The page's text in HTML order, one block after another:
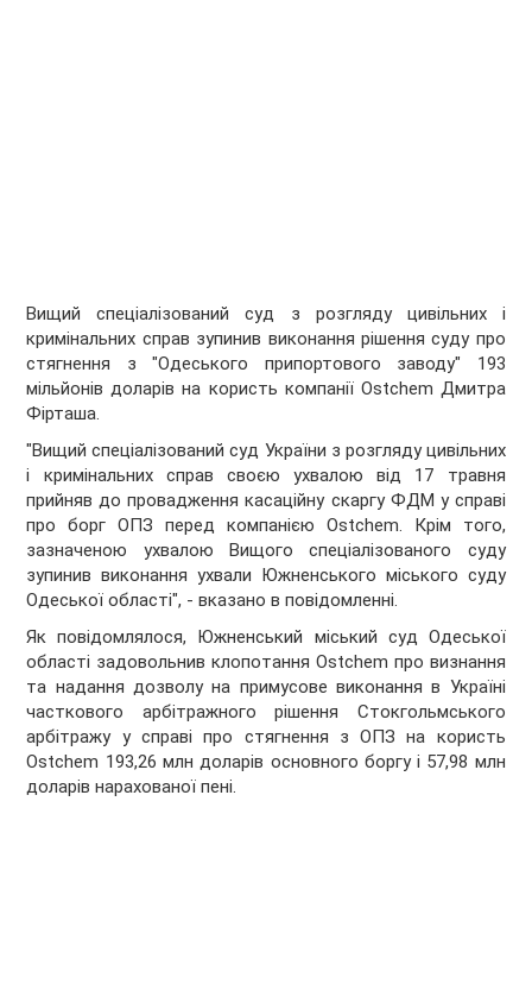
Вищий спеціалізований суд з розгляду цивільних і
кримінальних справ зупинив виконання рішення суду про
стягнення з "Одеського припортового заводу" 193
мільйонів доларів на користь компанії Ostchem Дмитра
Фірташа.
"Вищий спеціалізований суд України з розгляду цивільних
і кримінальних справ своєю ухвалою від 17 травня
прийняв до провадження касаційну скаргу ФДМ у справі
про борг ОПЗ перед компанією Ostchem. Крім того,
зазначеною ухвалою Вищого спеціалізованого суду
зупинив виконання ухвали Южненського міського суду
Одеської області", - вказано в повідомленні.
Як повідомлялося, Южненський міський суд Одеської
області задовольнив клопотання Ostchem про визнання
та надання дозволу на примусове виконання в Україні
часткового арбітражного рішення Стокгольмського
арбітражу у справі про стягнення з ОПЗ на користь
Ostchem 193,26 млн доларів основного боргу і 57,98 млн
доларів нарахованої пені.